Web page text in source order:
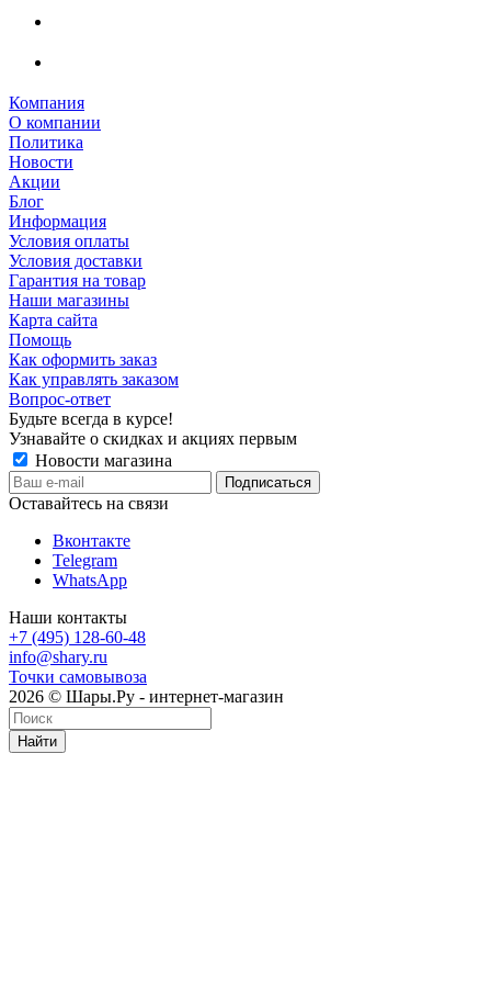
Компания
О компании
Политика
Новости
Акции
Блог
Информация
Условия оплаты
Условия доставки
Гарантия на товар
Наши магазины
Карта сайта
Помощь
Как оформить заказ
Как управлять заказом
Вопрос-ответ
Будьте всегда в курсе!
Узнавайте о скидках и акциях первым
Новости магазина
Оставайтесь на связи
Вконтакте
Telegram
WhatsApp
Наши контакты
+7 (495) 128-60-48
info@shary.ru
Точки самовывоза
2026 © Шары.Ру - интернет-магазин
Найти